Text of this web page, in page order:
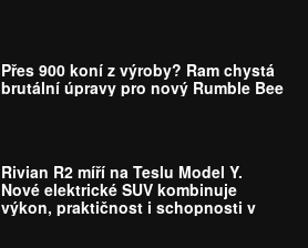
Přes 900 koní z výroby? Ram chystá
brutální úpravy pro nový Rumble Bee
Rivian R2 míří na Teslu Model Y.
Nové elektrické SUV kombinuje
výkon, praktičnost i schopnosti v